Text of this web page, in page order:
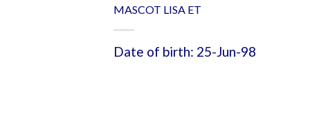
MASCOT LISA ET
Date of birth: 25-Jun-98